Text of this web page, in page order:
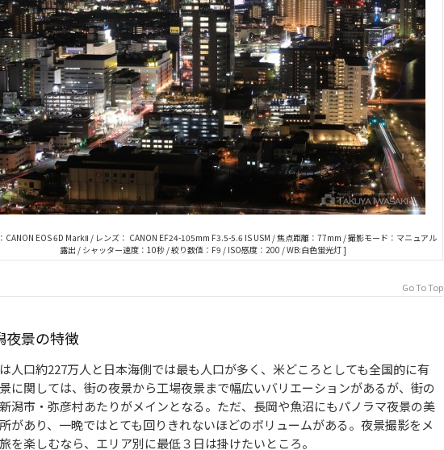
CANON EOS 6D MarkⅡ / レンズ： CANON EF24-105mm F3.5-5.6 IS USM / 焦点距離：77mm / 撮影モード：マニュアル
露出 / シャッター速度：10秒 / 絞り数値：F9 / ISO感度：200 / WB:白色蛍光灯 ]
Go To Top
景の特徴
人口約227万人と日本海側では最も人口が多く、米どころとしても全国的に有
に関しては、街の夜景から工場夜景まで幅広いバリエーションがあるが、街の
潟市・弥彦村あたりがメインとなる。ただ、長岡や魚沼にもパノラマ夜景の美
があり、一晩ではとても回りきれないほどのボリュームがある。夜景撮影をメ
を楽しむなら、エリア別に最低３日は掛けたいところ。